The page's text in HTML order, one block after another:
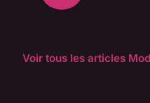
Voir tous les articles